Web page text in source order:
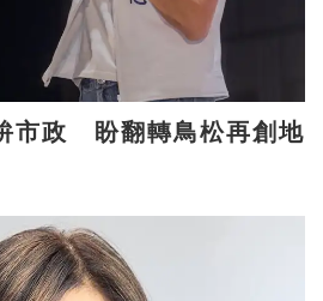
市政 盼翻轉鳥松再創地